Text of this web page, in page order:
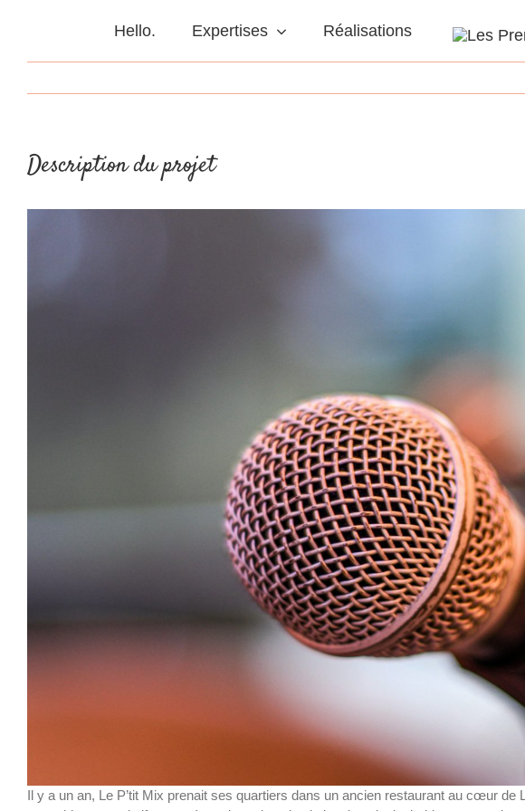
Hello. Expertises Réalisations
Description du projet
Il y a un an, Le P’tit Mix prenait ses quartiers dans un ancien restaurant au cœur